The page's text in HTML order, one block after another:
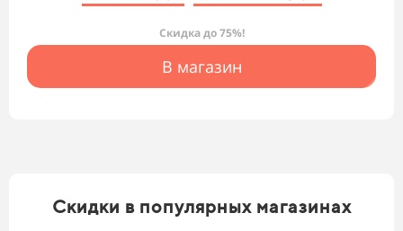
Скидка до 75%!
В магазин
Скидки в популярных магазинах